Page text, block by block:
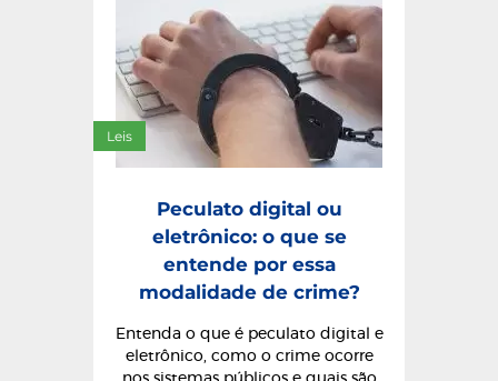
Leis
Peculato digital ou
eletrônico: o que se
entende por essa
modalidade de crime?
Entenda o que é peculato digital e
eletrônico, como o crime ocorre